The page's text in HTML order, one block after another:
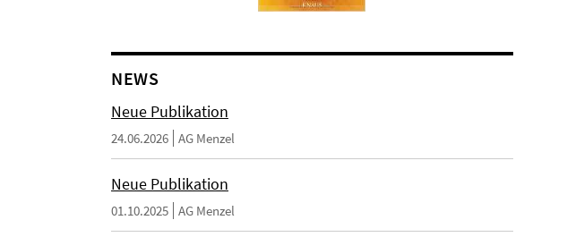
NEWS
Neue Publikation
24.06.2026 AG Menzel
Neue Publikation
01.10.2025 AG Menzel